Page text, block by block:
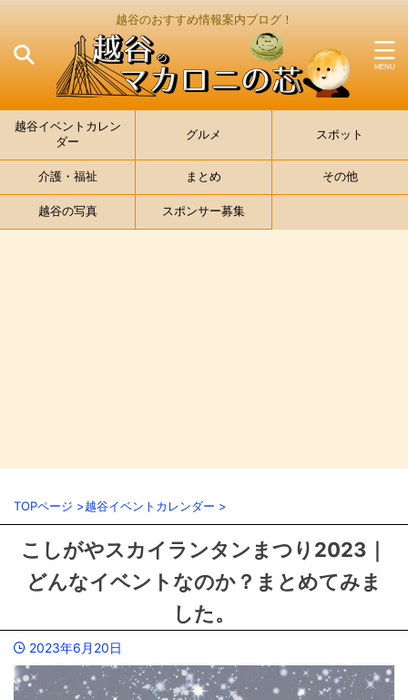
越谷のおすすめ情報案内ブログ！
越谷イベントカレン
ダー
グルメ スポット
介護・福祉 まとめ その他
越谷の写真 スポンサー募集
TOPページ >越谷イベントカレンダー >
こしがやスカイランタンまつり2023｜
どんなイベントなのか？まとめてみま
した。
2023年6月20日